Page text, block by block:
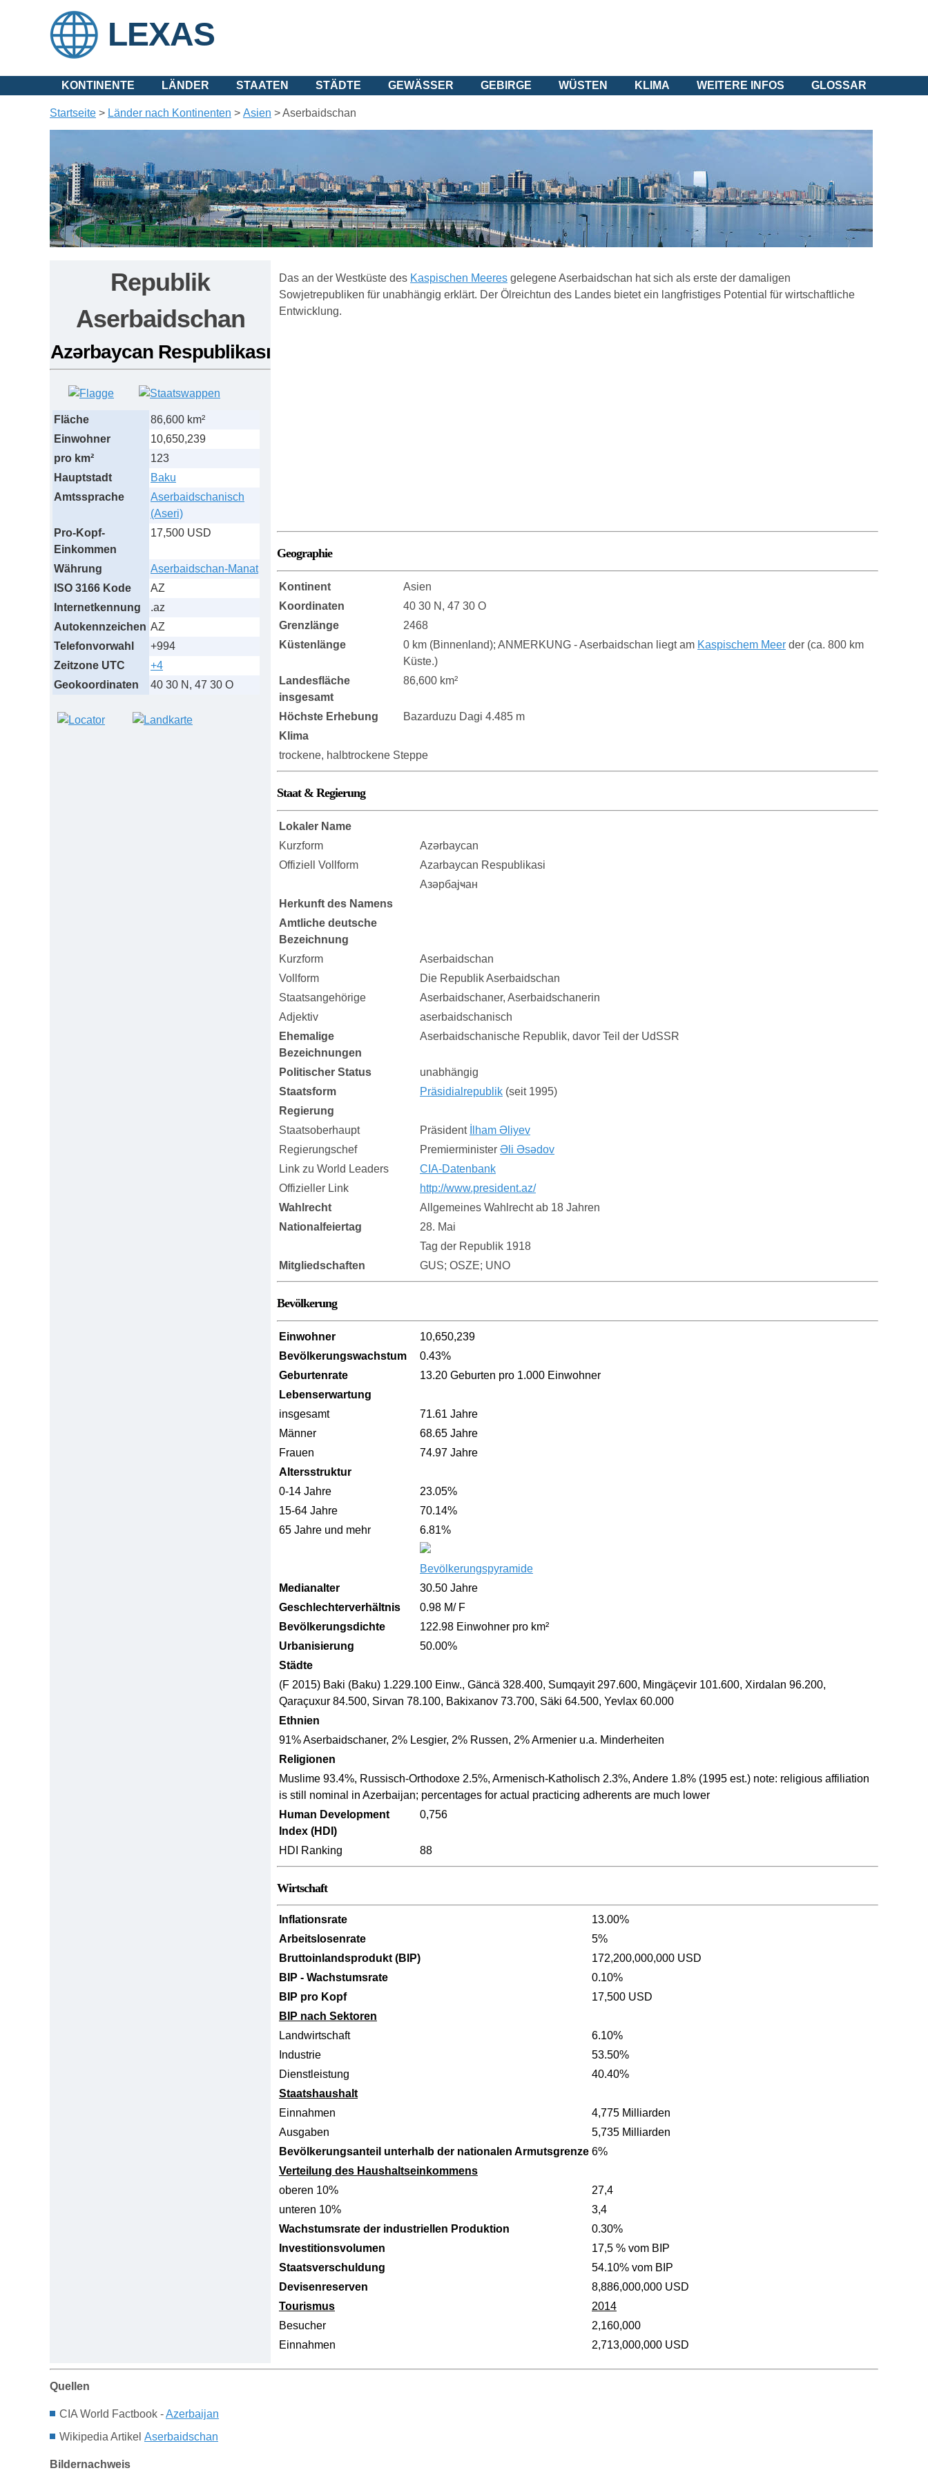
LEXAS
KONTINENTE LÄNDER STAATEN STÄDTE GEWÄSSER GEBIRGE WÜSTEN KLIMA WEITERE INFOS GLOSSAR
Startseite > Länder nach Kontinenten > Asien >Aserbaidschan
Republik
Aserbaidschan
Azərbaycan Respublikası
Fläche
86,600 km²
Einwohner
10,650,239
pro km²
123
Hauptstadt
Baku
Amtssprache
Aserbaidschanisch
(Aseri)
Pro-Kopf-
Einkommen
17,500 USD
Währung
Aserbaidschan-Manat
ISO 3166 Kode
AZ
Internetkennung
.az
Autokennzeichen AZ
Telefonvorwahl
+994
Zeitzone UTC
+4
Geokoordinaten
40 30 N, 47 30 O
Das an der Westküste des Kaspischen Meeres gelegene Aserbaidschan hat sich als erste der damaligen
Sowjetrepubliken für unabhängig erklärt. Der Ölreichtun des Landes bietet ein langfristiges Potential für wirtschaftliche
Entwicklung.
Geographie
Kontinent
Asien
Koordinaten
40 30 N, 47 30 O
Grenzlänge
2468
Küstenlänge
0 km (Binnenland); ANMERKUNG - Aserbaidschan liegt am Kaspischem Meer der (ca. 800 km
Küste.)
Landesfläche
insgesamt
86,600 km²
Höchste Erhebung
Bazarduzu Dagi 4.485 m
Klima
trockene, halbtrockene Steppe
Staat & Regierung
Lokaler Name
Kurzform
Azərbaycan
Offiziell Vollform
Azarbaycan Respublikasi
Азәрбајҹан
Herkunft des Namens
Amtliche deutsche
Bezeichnung
Kurzform
Aserbaidschan
Vollform
Die Republik Aserbaidschan
Staatsangehörige
Aserbaidschaner, Aserbaidschanerin
Adjektiv
aserbaidschanisch
Ehemalige
Bezeichnungen
Aserbaidschanische Republik, davor Teil der UdSSR
Politischer Status
unabhängig
Staatsform
Präsidialrepublik (seit 1995)
Regierung
Staatsoberhaupt
Präsident
İlham Əliyev
Regierungschef
Premierminister Əli Əsədov
Link zu World Leaders
CIA-Datenbank
Offizieller Link
http://www.president.az/
Wahlrecht
Allgemeines Wahlrecht ab 18 Jahren
Nationalfeiertag
28. Mai
Tag der Republik 1918
Mitgliedschaften
GUS; OSZE; UNO
Bevölkerung
Einwohner
10,650,239
Bevölkerungswachstum
0.43%
Geburtenrate
13.20 Geburten pro 1.000 Einwohner
Lebenserwartung
insgesamt
71.61 Jahre
Männer
68.65 Jahre
Frauen
74.97 Jahre
Altersstruktur
0-14 Jahre
23.05%
15-64 Jahre
70.14%
65 Jahre und mehr
6.81%
Bevölkerungspyramide
Medianalter
30.50 Jahre
Geschlechterverhältnis
0.98 M/ F
Bevölkerungsdichte
122.98 Einwohner pro km²
Urbanisierung
50.00%
Städte
(F 2015) Baki (Baku) 1.229.100 Einw., Gäncä 328.400, Sumqayit 297.600, Mingäçevir 101.600, Xirdalan 96.200,
Qaraçuxur 84.500, Sirvan 78.100, Bakixanov 73.700, Säki 64.500, Yevlax 60.000
Ethnien
91% Aserbaidschaner, 2% Lesgier, 2% Russen, 2% Armenier u.a. Minderheiten
Religionen
Muslime 93.4%, Russisch-Orthodoxe 2.5%, Armenisch-Katholisch 2.3%, Andere 1.8% (1995 est.) note: religious affiliation
is still nominal in Azerbaijan; percentages for actual practicing adherents are much lower
Human Development
Index (HDI)
0,756
HDI Ranking 88
Wirtschaft
Inflationsrate
13.00%
Arbeitslosenrate
5%
Bruttoinlandsprodukt (BIP)
172,200,000,000 USD
BIP - Wachstumsrate
0.10%
BIP pro Kopf
17,500 USD
BIP nach Sektoren
Landwirtschaft
6.10%
Industrie
53.50%
Dienstleistung
40.40%
Staatshaushalt
Einnahmen
4,775 Milliarden
Ausgaben
5,735 Milliarden
Bevölkerungsanteil unterhalb der nationalen Armutsgrenze 6%
Verteilung des Haushaltseinkommens
oberen 10%
27,4
unteren 10%
3,4
Wachstumsrate der industriellen Produktion
0.30%
Investitionsvolumen
17,5 % vom BIP
Staatsverschuldung
54.10% vom BIP
Devisenreserven
8,886,000,000 USD
Tourismus
2014
Besucher
2,160,000
Einnahmen
2,713,000,000 USD
Quellen
CIA World Factbook -Azerbaijan
Wikipedia Artikel Aserbaidschan
Bildernachweis